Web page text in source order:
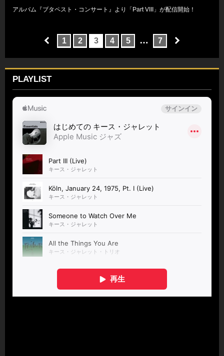
アルバム『ブタペスト・コンサート』より「Part VIII」が配信開始！
1 2 3 4 5 … 7
PLAYLIST